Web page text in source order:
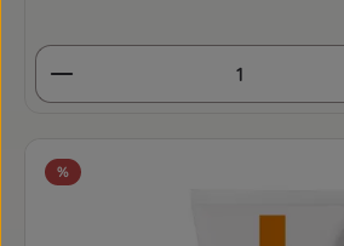
Produkt Anzahl: Gib den
%